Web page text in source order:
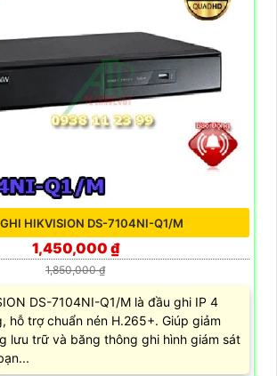
HIKVISION DS-7104NI-Q1/M
1,450,000 ₫
1,850,000 ₫
DS-7104NI-Q1/M là đầu ghi IP 4
hỗ trợ chuẩn nén H.265+. Giúp giảm
lưu trữ và băng thông ghi hình giám sát